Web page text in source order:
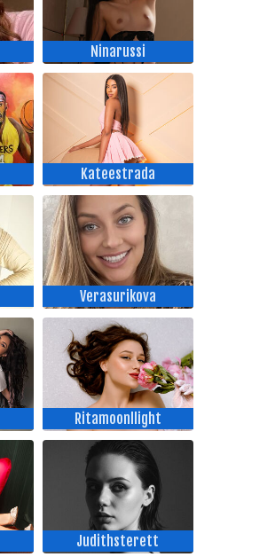
Ninarussi
Kateestrada
Verasurikova
Ritamoonllight
Judithsterett